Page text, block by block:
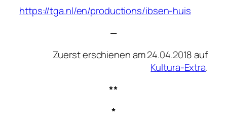
https://tga.nl/en/productions/ibsen-huis
—
Zuerst erschienen am 24.04.2018 auf
Kultura-Extra.
**
*